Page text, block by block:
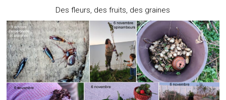
Des fleurs, des fruits, des graines